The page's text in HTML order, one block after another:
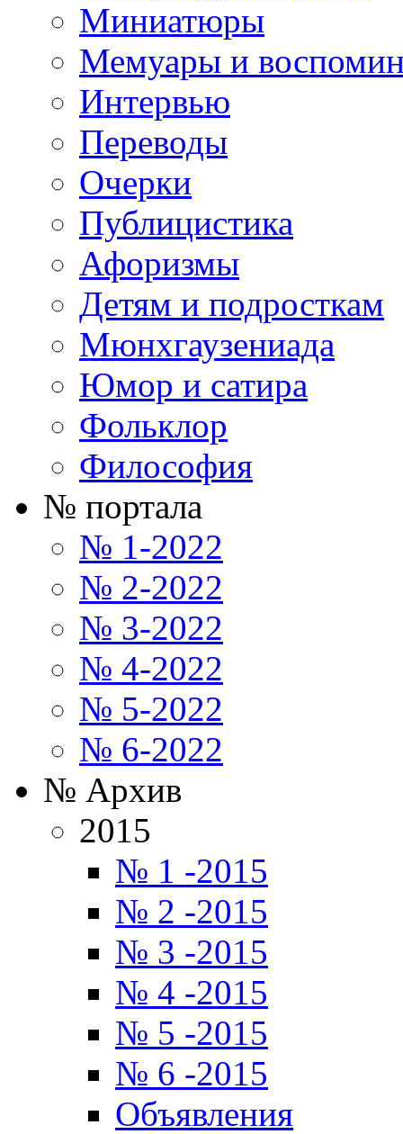
Миниатюры
Мемуары и
Интервью
Переводы
Очерки
Публицистика
Афоризмы
Детям и подросткам
Мюнхгаузениада
Юмор и сатира
Фольклор
Философия
№ портала
№ 1-2022
№ 2-2022
№ 3-2022
№ 4-2022
№ 5-2022
№ 6-2022
№ Архив
2015
№ 1 -2015
№ 2 -2015
№ 3 -2015
№ 4 -2015
№ 5 -2015
№ 6 -2015
Объявления